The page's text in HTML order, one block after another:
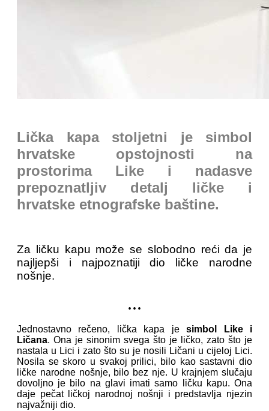
Lička kapa stoljetni je simbol
hrvatske opstojnosti na
prostorima Like i nadasve
prepoznatljiv detalj ličke i
hrvatske etnografske baštine.
Za ličku kapu može se slobodno reći da je
najljepši i najpoznatiji dio ličke narodne
nošnje.
...
Jednostavno rečeno, lička kapa jesimbol Like i
Ličana. Ona je sinonim svega što je ličko, zato što je
nastala u Lici i zato što su je nosili Ličani u cijeloj Lici.
Nosila se skoro u svakoj prilici, bilo kao sastavni dio
ličke narodne nošnje, bilo bez nje. U krajnjem slučaju
dovoljno je bilo na glavi imati samo ličku kapu. Ona
daje pečat ličkoj narodnoj nošnji i predstavlja njezin
najvažniji dio.